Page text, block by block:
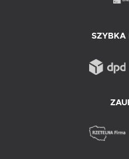
SZYBKA